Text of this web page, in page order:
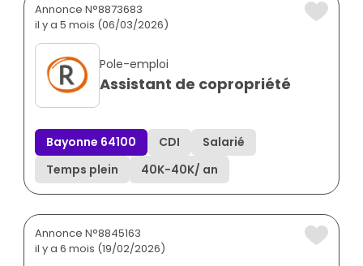
Annonce N°8873683
il y a 5 mois (06/03/2026)
Pole-emploi
Assistant de copropriété
Bayonne 64100 CDI
Salarié
Temps plein
40K-40K/ an
Annonce N°8845163
il y a 6 mois (19/02/2026)